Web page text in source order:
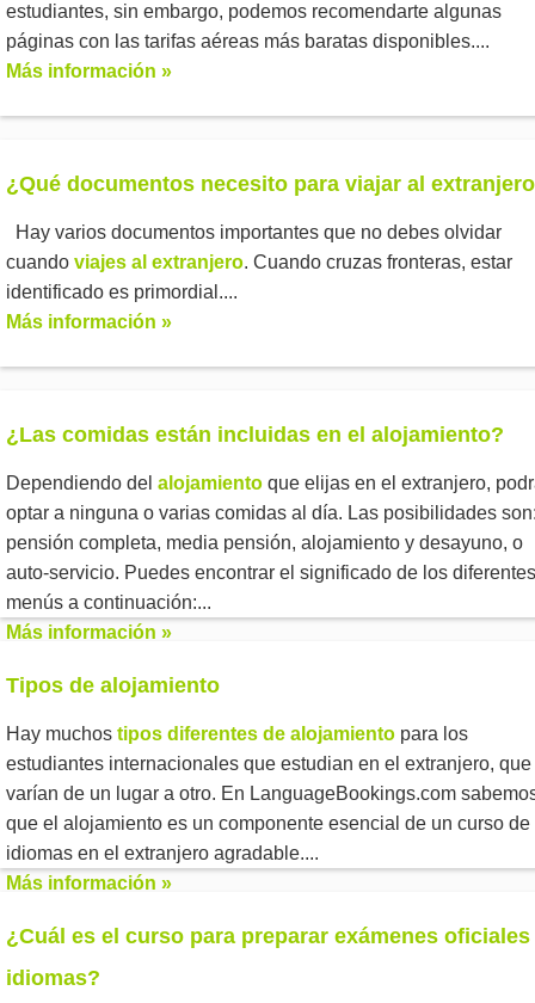
estudiantes, sin embargo, podemos recomendarte algunas
páginas con las tarifas aéreas más baratas disponibles....
Más información »
¿Qué documentos necesito para viajar al
Hay varios documentos importantes que no debes olvidar
cuando viajes al extranjero. Cuando cruzas fronteras, estar
identificado es primordial....
Más información »
¿Las comidas están incluidas en el alojamiento?
Dependiendo del alojamiento que elijas en el extranjero,
optar a ninguna o varias comidas al día. Las posibilidades
pensión completa, media pensión, alojamiento y desayuno, o
auto-servicio. Puedes encontrar el significado de los diferentes
menús a continuación:...
Más información »
Tipos de alojamiento
Hay muchos tipos diferentes de alojamiento para los
estudiantes internacionales que estudian en el extranjero, que
varían de un lugar a otro. En LanguageBookings.com
que el alojamiento es un componente esencial de un curso de
idiomas en el extranjero agradable....
Más información »
¿Cuál es el curso para preparar exámenes oficiales
idiomas?